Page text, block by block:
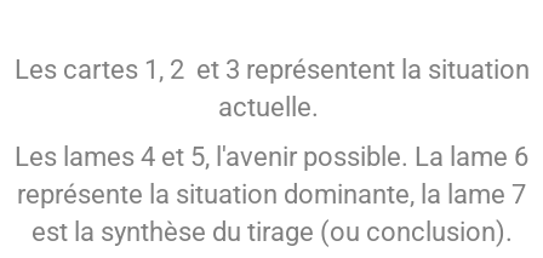
Les cartes 1, 2 et 3 représentent la situation
actuelle.
Les lames 4 et 5, l'avenir possible. La lame 6
représente la situation dominante, la lame 7
est la synthèse du tirage (ou conclusion).